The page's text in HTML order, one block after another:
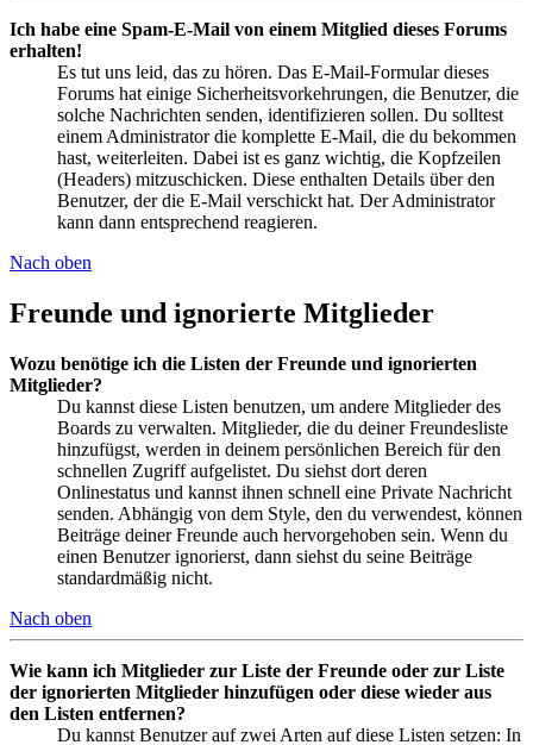
Ich habe eine Spam-E-Mail von einem Mitglied dieses Forums
erhalten!
Es tut uns leid, das zu hören. Das E-Mail-Formular dieses
Forums hat einige Sicherheitsvorkehrungen, die Benutzer, die
solche Nachrichten senden, identifizieren sollen. Du solltest
einem Administrator die komplette E-Mail, die du bekommen
hast, weiterleiten. Dabei ist es ganz wichtig, die Kopfzeilen
(Headers) mitzuschicken. Diese enthalten Details über den
Benutzer, der die E-Mail verschickt hat. Der Administrator
kann dann entsprechend reagieren.
Nach oben
Freunde und ignorierte Mitglieder
Wozu benötige ich die Listen der Freunde und ignorierten
Mitglieder?
Du kannst diese Listen benutzen, um andere Mitglieder des
Boards zu verwalten. Mitglieder, die du deiner Freundesliste
hinzufügst, werden in deinem persönlichen Bereich für den
schnellen Zugriff aufgelistet. Du siehst dort deren
Onlinestatus und kannst ihnen schnell eine Private Nachricht
senden. Abhängig von dem Style, den du verwendest, können
Beiträge deiner Freunde auch hervorgehoben sein. Wenn du
einen Benutzer ignorierst, dann siehst du seine Beiträge
standardmäßig nicht.
Nach oben
Wie kann ich Mitglieder zur Liste der Freunde oder zur Liste
der ignorierten Mitglieder hinzufügen oder diese wieder aus
den Listen entfernen?
Du kannst Benutzer auf zwei Arten auf diese Listen setzen: In